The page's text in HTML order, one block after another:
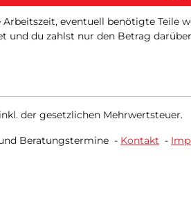
Arbeitszeit, eventuell benötigte
und du zahlst nur den Betrag
der gesetzlichen Mehrwertsteuer.
Beratungstermine - Kontakt -